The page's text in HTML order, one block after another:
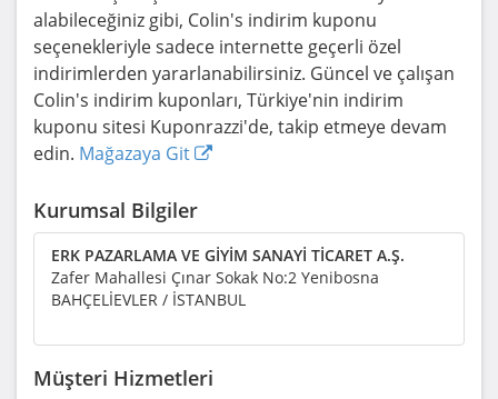
alabileceğiniz gibi, Colin's indirim kuponu
seçenekleriyle sadece internette geçerli özel
indirimlerden yararlanabilirsiniz. Güncel ve çalışan
Colin's indirim kuponları, Türkiye'nin indirim
kuponu sitesi Kuponrazzi'de, takip etmeye devam
edin. Mağazaya Git
Kurumsal Bilgiler
ERK PAZARLAMA VE GİYİM SANAYİ TİCARET A.Ş.
Zafer Mahallesi Çınar Sokak No:2 Yenibosna
BAHÇELİEVLER / İSTANBUL
Müşteri Hizmetleri